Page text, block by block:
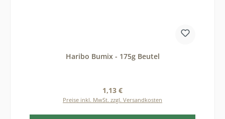
Haribo Bumix - 175g Beutel
Regulärer Preis:
1,13 €
Preise inkl. MwSt. zzgl. Versandkosten